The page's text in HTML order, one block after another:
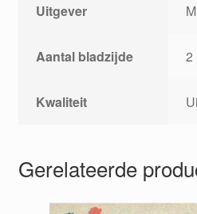
Uitgever
Aantal bladzijde 2
Kwaliteit
Gerelateerde